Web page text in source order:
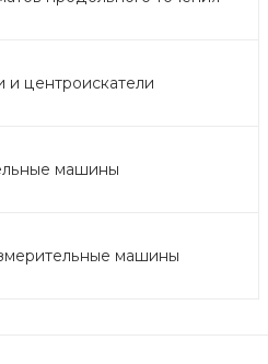
и центроискатели
машины
машины